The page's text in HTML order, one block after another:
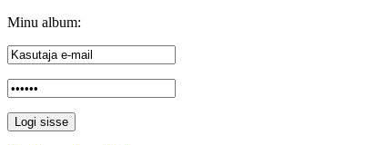
Minu album: